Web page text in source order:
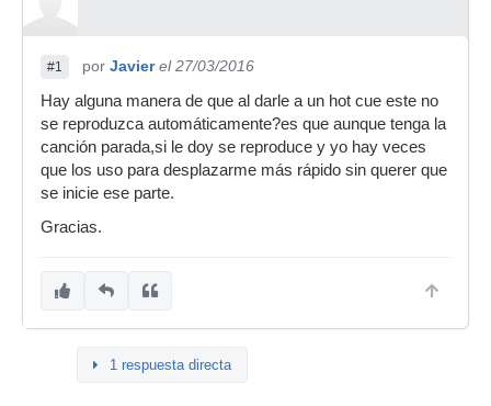
#1 por Javier el 27/03/2016
Hay alguna manera de que al darle a un hot cue este no
se reproduzca automáticamente?es que aunque tenga la
canción parada,si le doy se reproduce y yo hay veces
que los uso para desplazarme más rápido sin querer que
se inicie ese parte.
Gracias.
1 respuesta directa